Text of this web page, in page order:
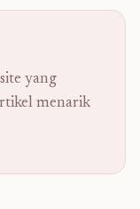
yang
menarik